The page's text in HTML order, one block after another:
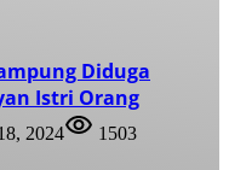
Diduga
Istri Orang
2024 1503